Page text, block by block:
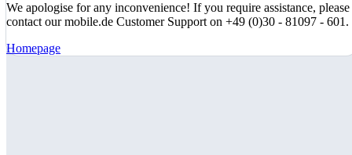
We apologise for any inconvenience! If you require assistance, please
contact our mobile.de Customer Support on +49 (0)30 - 81097 - 601.
Homepage